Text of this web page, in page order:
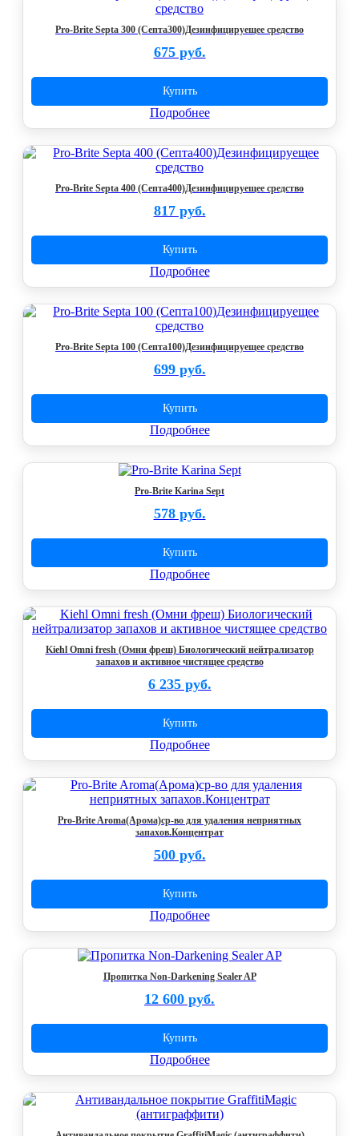
Pro-Brite Septa 300 (Септа300)Дезинфицируещее средство
675 руб.
Купить
Подробнее
Pro-Brite Septa 400 (Септа400)Дезинфицируещее средство
817 руб.
Купить
Подробнее
Pro-Brite Septa 100 (Септа100)Дезинфицируещее средство
699 руб.
Купить
Подробнее
Pro-Brite Karina Sept
578 руб.
Купить
Подробнее
Kiehl Omni fresh (Омни фреш) Биологический нейтрализатор
запахов и активное чистящее средство
6 235 руб.
Купить
Подробнее
Pro-Brite Aroma(Арома)ср-во для удаления неприятных
запахов.Концентрат
500 руб.
Купить
Подробнее
Пропитка Non-Darkening Sealer AP
12 600 руб.
Купить
Подробнее